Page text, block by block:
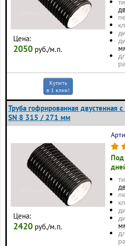
Цена:
2050 руб./м.п.
Купить
в 1 клик!
Труба гофрированная двустенная
SN 8 315 / 271 мм
Цена:
2420 руб./м.п.
Под